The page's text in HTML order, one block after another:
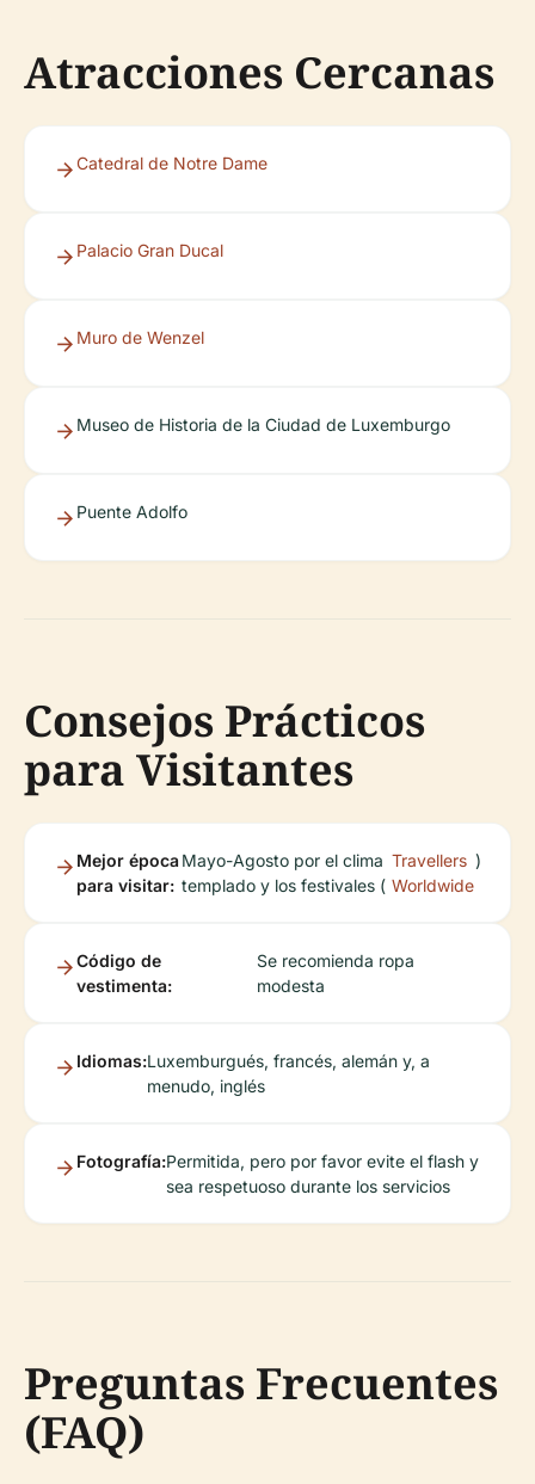
Atracciones Cercanas
Catedral de Notre Dame
Palacio Gran Ducal
Muro de Wenzel
Museo de Historia de la Ciudad de Luxemburgo
Puente Adolfo
Consejos Prácticos
para Visitantes
Mejor época
para visitar:
Mayo-Agosto por el clima
templado y los festivales (
Travellers
Worldwide
)
Código de
vestimenta:
Se recomienda ropa
modesta
Idiomas:Luxemburgués, francés, alemán y, a
menudo, inglés
Fotografía:Permitida, pero por favor evite el flash y
sea respetuoso durante los servicios
Preguntas Frecuentes
(FAQ)